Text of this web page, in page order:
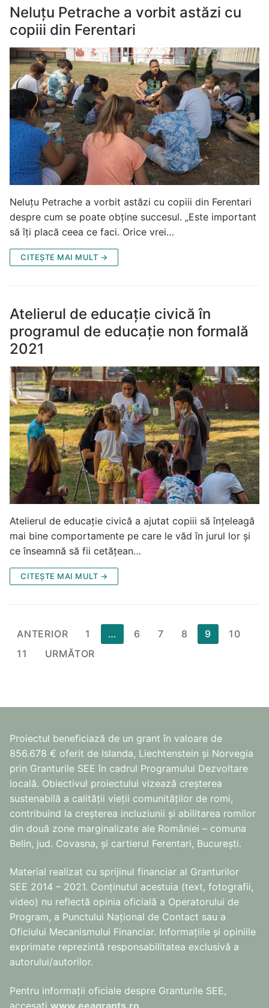
Neluțu Petrache a vorbit astăzi cu
copiii din Ferentari
Neluțu Petrache a vorbit astăzi cu copiii din Ferentari
despre cum se poate obține succesul. „Este important
să îți placă ceea ce faci. Orice vrei…
CITEȘTE MAI MULT →
Atelierul de educație civică în
programul de educație non formală
2021
Atelierul de educație civică a ajutat copiii să înțeleagă
mai bine comportamente pe care le văd în jurul lor și
ce înseamnă să fii cetățean…
CITEȘTE MAI MULT →
Paginație
articole
ANTERIOR 1 … 6 7 8 9
10
11
URMĂTOR
Proiectul beneficiază de un grant în valoare de
856.678 € oferit de Islanda, Liechtenstein și Norvegia
prin Granturile SEE în cadrul Programului Dezvoltare
locală. Obiectivul proiectului vizează creșterea
sustenabilă a calității vieții comunităților de romi,
contribuind la creșterea incluziunii și abilitarea romilor
din două zone marginalizate ale României – comuna
Belin, jud. Covasna, și cartierul Ferentari, București.
Material realizat cu sprijinul financiar al Granturilor
SEE 2014 – 2021. Conținutul acestuia (text, fotografii,
video) nu reflectă opinia oficială a Operatorului de
Program, a Punctului Național de Contact sau a
Oficiului Mecanismului Financiar. Informațiile și opiniile
exprimate reprezintă responsabilitatea exclusivă a
autorului/autorilor.
Pentru informaţii oficiale despre Granturile SEE,